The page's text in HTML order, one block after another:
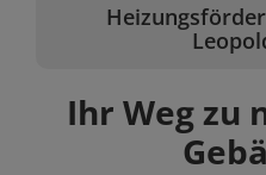
Ihr Weg zu